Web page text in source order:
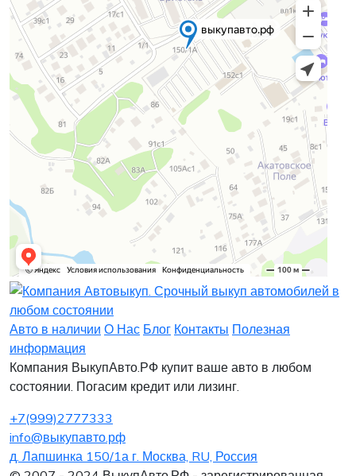
Заявка на лизинг
Заявка на комиссию
Заявка на кредит
Заявка на выкуп
Заполните, пожалуйста, форму.
Хочу заказать автомобиль
Заполните, пожалуйста, форму.
Оставить заявку
Авто в наличии О Нас Блог Контакты Полезная
информация
Компания ВыкупАвто.РФ купит ваше авто в любом
состоянии. Погасим кредит или лизинг.
+7(999)2777333
info@выкупавто.рф
д. Лапшинка 150/1а г. Москва, RU, Россия